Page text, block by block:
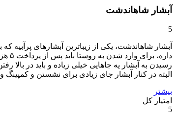
آبشار شاهاندشت
5
البته در کنار آبشار جای زیادی برای نشستن و
بیشتر
امتیاز کل
5